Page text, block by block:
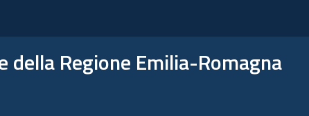
Regione Emilia-Romagna